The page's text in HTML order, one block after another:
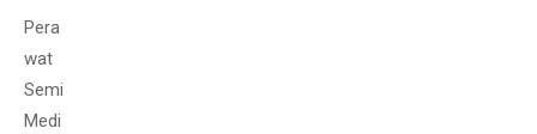
Pera
wat
Semi
Medi